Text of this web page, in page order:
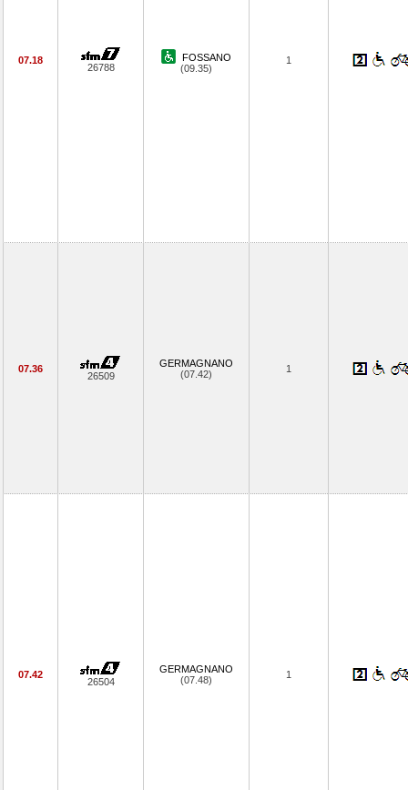
07.18
26788
FOSSANO
(09.35)
1
07.36
26509
GERMAGNANO
(07.42)
1
07.42
26504
GERMAGNANO
(07.48)
1